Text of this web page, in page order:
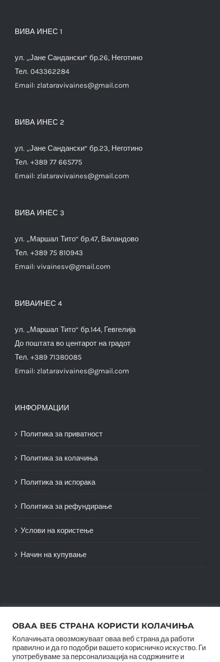
ВИВА ИНЕС 1
ул. „Јане Сандански“ бр.26, Неготино
Тел. 043362284
Email: zlataravivaines@gmail.com
ВИВА ИНЕС 2
ул. „Јане Сандански“ бр.23, Неготино
Тел. +389 77 665775
Email: zlataravivaines@gmail.com
ВИВА ИНЕС 3
ул. „Маршал Тито“ бр.47, Валандово
Тел. +389 75 810943
Email: vivainesv@gmail.com
ВИВАИНЕС 4
ул. „Маршал Тито“ бр.144, Гевгелија
До поштата во центарот на градот
Тел. +389 71380085
Email: zlataravivaines@gmail.com
ИНФОРМАЦИИ
Политика за приватност
Политика за колачиња
Политика за испорака
Политика за рефундирање
Услови на користење
Начин на купување
ОВАА ВЕБ СТРАНА КОРИСТИ КОЛАЧИЊА
Колачињата овозможуваат оваа веб страна да работи
правилно и да го подобри вашето корисничко искуство. Ги
употребуваме за персонализација на содржините и